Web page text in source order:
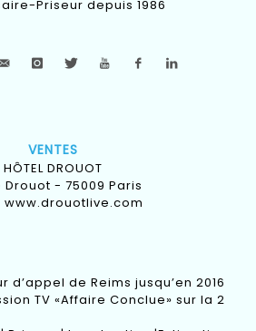
Priseur depuis 1986
VENTES
HÔTEL DROUOT
Drouot - 75009 Paris
www.drouotlive.com
d’appel de Reims jusqu’en 2016
TV «Affaire Conclue» sur la 2